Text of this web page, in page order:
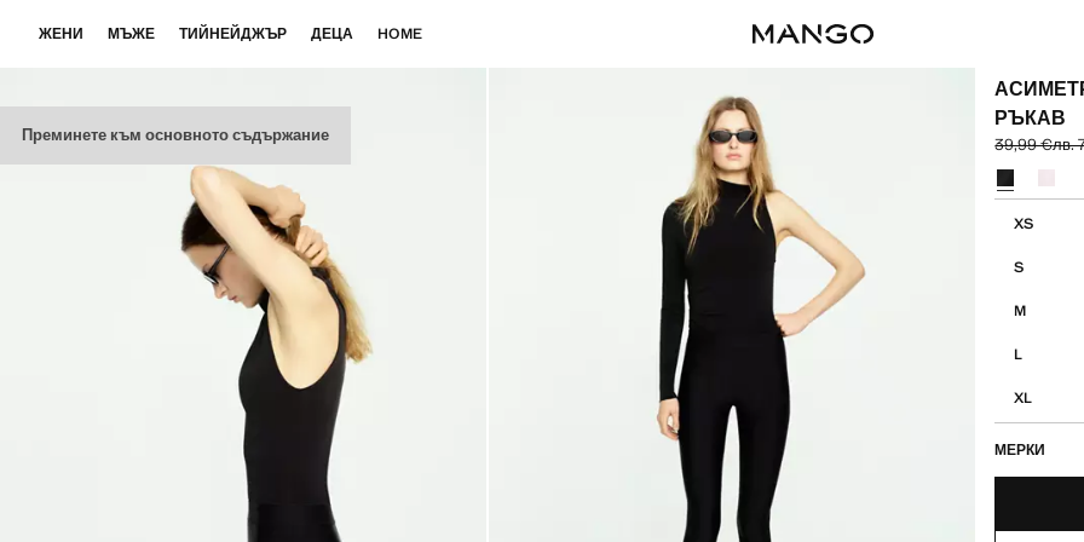
Преминете към основното съдържание
ЖЕНИ МЪЖЕ ТИЙНЕЙДЖЪР ДЕЦА HOME
РЪКАВ
Задраскана
39,99 €лв.
Текуща
Изберете
XS
S
M
L
XL
МЕРКИ